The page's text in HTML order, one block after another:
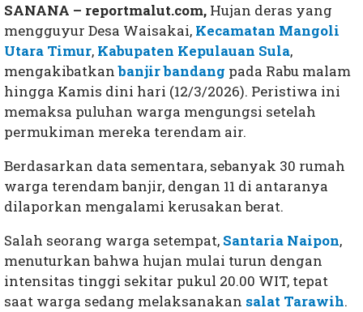
SANANA – reportmalut.com, Hujan deras yang
mengguyur Desa Waisakai, Kecamatan Mangoli
Utara Timur, Kabupaten Kepulauan Sula,
mengakibatkanbanjir bandang pada Rabu malam
hingga Kamis dini hari (12/3/2026). Peristiwa ini
memaksa puluhan warga mengungsi setelah
permukiman mereka terendam air.
Berdasarkan data sementara, sebanyak 30 rumah
warga terendam banjir, dengan 11 di antaranya
dilaporkan mengalami kerusakan berat.
Salah seorang warga setempat, Santaria Naipon,
menuturkan bahwa hujan mulai turun dengan
intensitas tinggi sekitar pukul 20.00 WIT, tepat
saat warga sedang melaksanakan salat Tarawih.